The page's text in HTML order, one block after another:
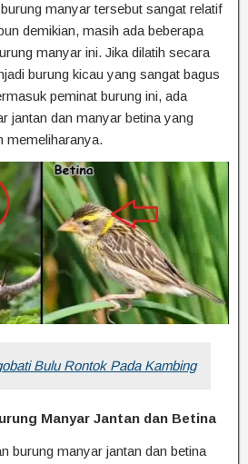
manyar tersebut sangat relatif
demikian, masih ada beberapa
manyar ini. Jika dilatih secara
burung kicau yang sangat bagus
peminat burung ini, ada
jantan dan manyar betina yang
memeliharanya.
Bulu Rontok Pada Kambing
Manyar Jantan dan Betina
burung manyar jantan dan betina